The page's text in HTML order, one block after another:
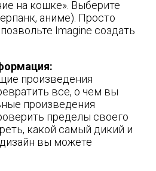
на кошке». Выберите
аниме). Просто
Imagine создать
произведения
все, о чем вы
произведения
пределы своего
какой самый дикий и
вы можете